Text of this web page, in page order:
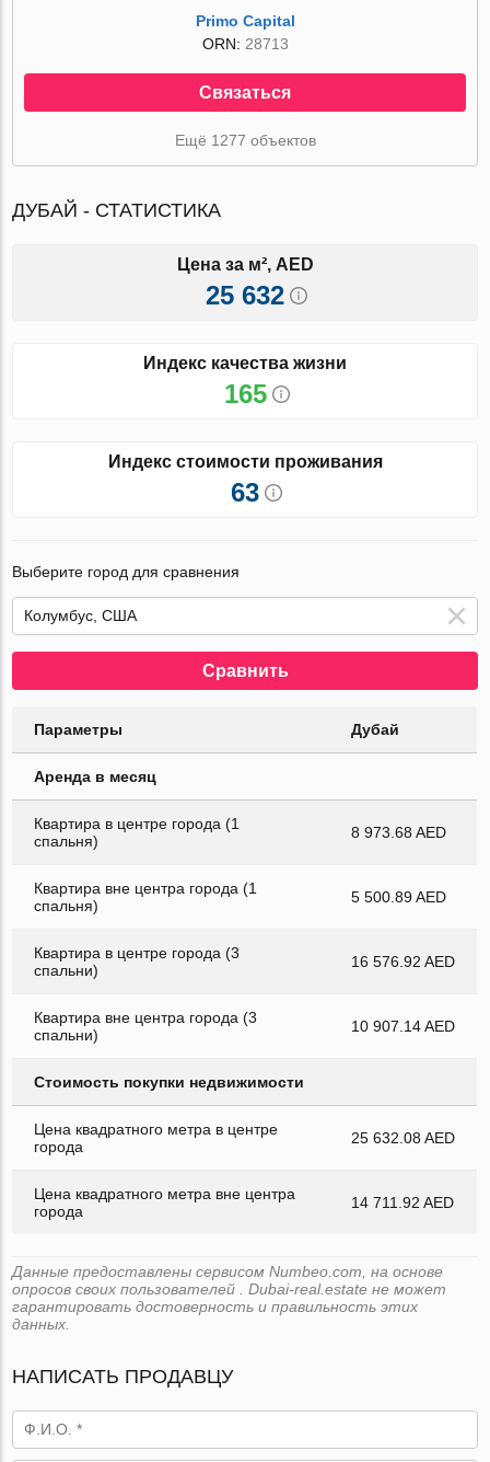
Primo Capital
ORN: 28713
Связаться
Ещё 1277 объектов
ДУБАЙ - СТАТИСТИКА
Цена за м², AED
25 632
Индекс качества жизни
165
Индекс стоимости проживания
63
Выберите город для сравнения
Сравнить
Параметры Дубай
Аренда в месяц
Квартира в центре города (1
спальня)
8 973.68 AED
Квартира вне центра города (1
спальня)
5 500.89 AED
Квартира в центре города (3
спальни)
16 576.92 AED
Квартира вне центра города (3
спальни)
10 907.14 AED
Стоимость покупки недвижимости
Цена квадратного метра в центре
города
25 632.08 AED
Цена квадратного метра вне центра
города
14 711.92 AED
Данные предоставлены сервисом Numbeo.com, на основе
опросов своих пользователей . Dubai-real.estate не может
гарантировать достоверность и правильность этих
данных.
НАПИСАТЬ ПРОДАВЦУ